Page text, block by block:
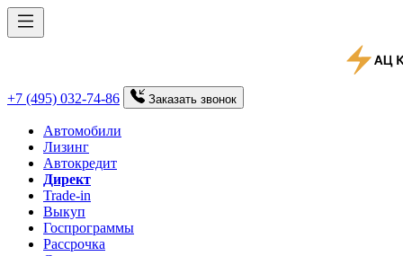
+7 (495) 032-74-86 Заказать звонок
Автомобили
Лизинг
Автокредит
Директ
Trade-in
Выкуп
Госпрограммы
Рассрочка